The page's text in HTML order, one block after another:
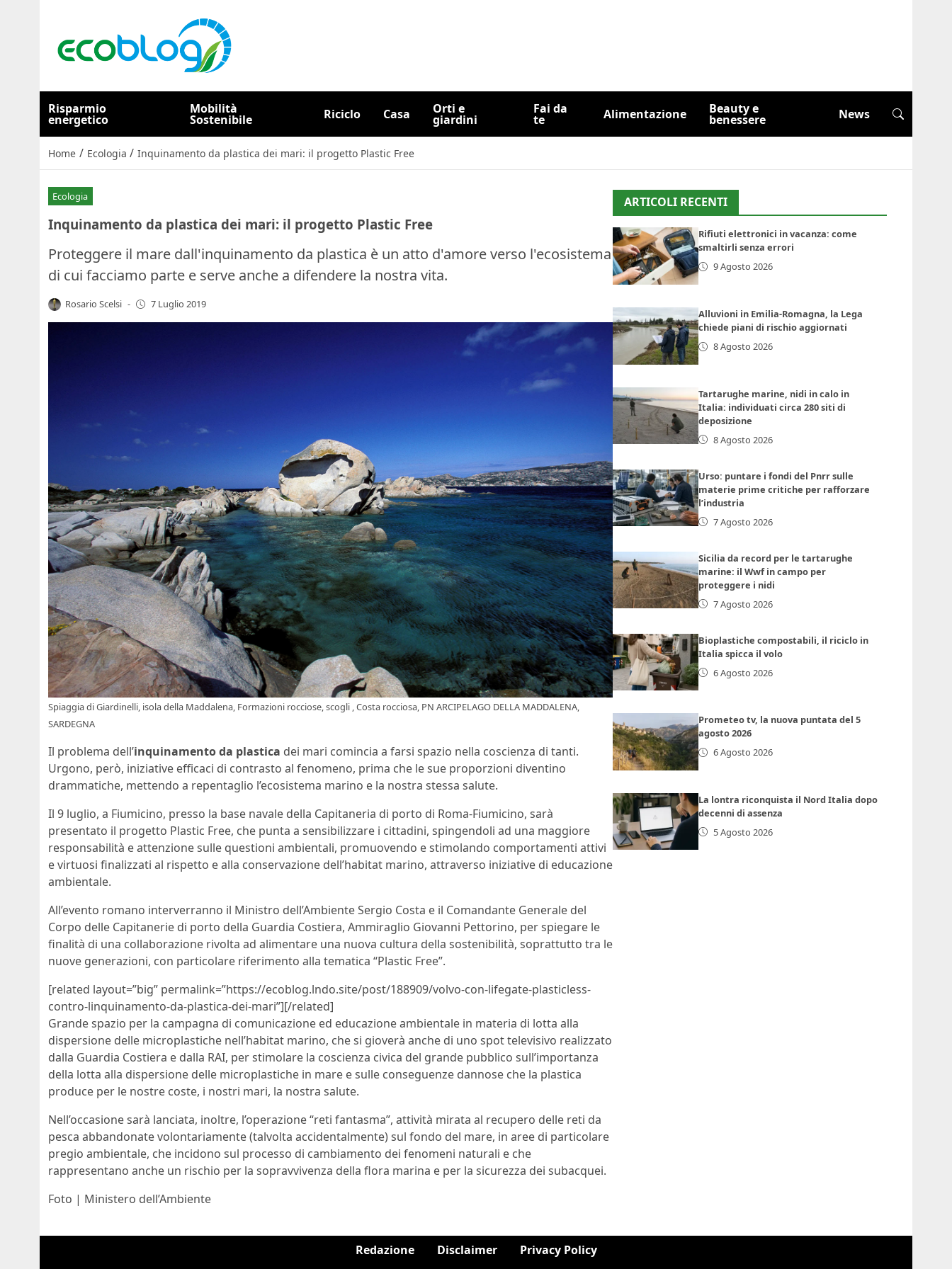
Risparmio
energetico
Mobilità
Sostenibile Riciclo Casa Orti e
giardini
Fai da
te Alimentazione Beauty e
benessere News
Home / Ecologia / Inquinamento da plastica dei mari: il progetto Plastic Free
Ecologia
Inquinamento da plastica dei mari: il progetto Plastic Free
Proteggere il mare dall'inquinamento da plastica è un atto d'amore verso l'ecosistema
di cui facciamo parte e serve anche a difendere la nostra vita.
Rosario Scelsi - 7 Luglio 2019
Spiaggia di Giardinelli, isola della Maddalena, Formazioni rocciose, scogli , Costa rocciosa, PN ARCIPELAGO DELLA MADDALENA,
SARDEGNA
Il problema dell’inquinamento da plastica dei mari comincia a farsi spazio nella coscienza di tanti.
Urgono, però, iniziative efficaci di contrasto al fenomeno, prima che le sue proporzioni diventino
drammatiche, mettendo a repentaglio l’ecosistema marino e la nostra stessa salute.
Il 9 luglio, a Fiumicino, presso la base navale della Capitaneria di porto di Roma-Fiumicino, sarà
presentato il progetto Plastic Free, che punta a sensibilizzare i cittadini, spingendoli ad una maggiore
responsabilità e attenzione sulle questioni ambientali, promuovendo e stimolando comportamenti attivi
e virtuosi finalizzati al rispetto e alla conservazione dell’habitat marino, attraverso iniziative di educazione
ambientale.
All’evento romano interverranno il Ministro dell’Ambiente Sergio Costa e il Comandante Generale del
Corpo delle Capitanerie di porto della Guardia Costiera, Ammiraglio Giovanni Pettorino, per spiegare le
finalità di una collaborazione rivolta ad alimentare una nuova cultura della sostenibilità, soprattutto tra le
nuove generazioni, con particolare riferimento alla tematica “Plastic Free”.
[related layout=”big” permalink=”https://ecoblog.lndo.site/post/188909/volvo-con-lifegate-plasticless-
contro-linquinamento-da-plastica-dei-mari”][/related]
Grande spazio per la campagna di comunicazione ed educazione ambientale in materia di lotta alla
dispersione delle microplastiche nell’habitat marino, che si gioverà anche di uno spot televisivo realizzato
dalla Guardia Costiera e dalla RAI, per stimolare la coscienza civica del grande pubblico sull’importanza
della lotta alla dispersione delle microplastiche in mare e sulle conseguenze dannose che la plastica
produce per le nostre coste, i nostri mari, la nostra salute.
Nell’occasione sarà lanciata, inoltre, l’operazione “reti fantasma”, attività mirata al recupero delle reti da
pesca abbandonate volontariamente (talvolta accidentalmente) sul fondo del mare, in aree di particolare
pregio ambientale, che incidono sul processo di cambiamento dei fenomeni naturali e che
rappresentano anche un rischio per la sopravvivenza della flora marina e per la sicurezza dei subacquei.
Foto | Ministero dell’Ambiente
ARTICOLI RECENTI
Rifiuti elettronici in vacanza: come
smaltirli senza errori
9 Agosto 2026
Alluvioni in Emilia-Romagna, la Lega
chiede piani di rischio aggiornati
8 Agosto 2026
Tartarughe marine, nidi in calo in
Italia: individuati circa 280 siti di
deposizione
8 Agosto 2026
Urso: puntare i fondi del Pnrr sulle
materie prime critiche per rafforzare
l’industria
7 Agosto 2026
Sicilia da record per le tartarughe
marine: il Wwf in campo per
proteggere i nidi
7 Agosto 2026
Bioplastiche compostabili, il riciclo in
Italia spicca il volo
6 Agosto 2026
Prometeo tv, la nuova puntata del 5
agosto 2026
6 Agosto 2026
La lontra riconquista il Nord Italia dopo
decenni di assenza
5 Agosto 2026
Redazione Disclaimer Privacy Policy